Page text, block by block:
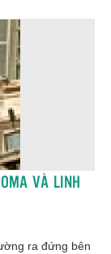
VÀ LINH
ra đứng bên